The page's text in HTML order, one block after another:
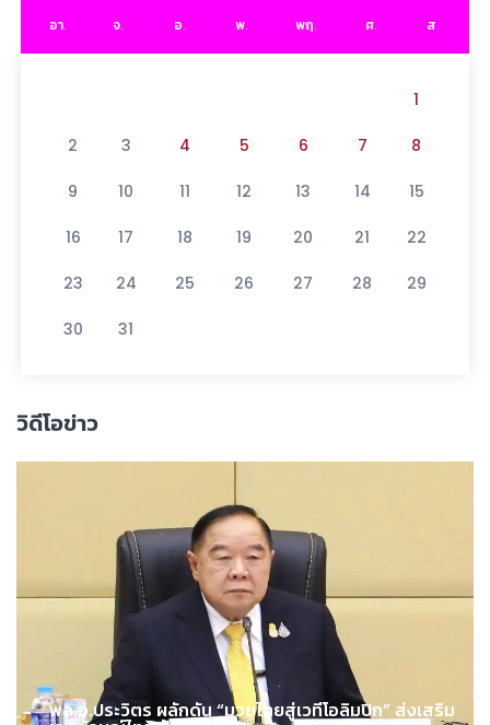
อา. จ. อ. พ. พฤ. ศ. ส.
1
2 3 4 5 6 7 8
9 10 11 12 13 14 15
16 17 18 19 20 21 22
23 24 25 26 27 28 29
30 31
วิดีโอข่าว
พล.อ.ประวิตร ผลักดัน “มวยไทยสู่เวทีโอลิมปิก” ส่งเสริม